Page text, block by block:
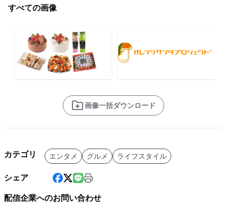
すべての画像
画像一括ダウンロード
カテゴリ エンタメ グルメ ライフスタイル
シェア
配信企業へのお問い合わせ